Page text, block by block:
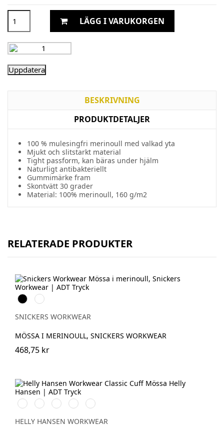
LÄGG I VARUKORGEN
BESKRIVNING
PRODUKTDETALJER
100 % mulesingfri merinoull med valkad yta
Mjukt och slitstarkt material
Tight passform, kan bäras under hjälm
Naturligt antibakteriellt
Gummimärke fram
Skontvätt 30 grader
Material: 100% merinoull, 160 g/m2
RELATERADE PRODUKTER
Svart Grå
melerad
SNICKERS WORKWEAR
MÖSSA I MERINOULL, SNICKERS WORKWEAR
468,75 kr
591
NAVY
991
BLACK
931
GREY
240
LIGHT
ORANGE
481
ARMY
GREEN
HELLY HANSEN WORKWEAR